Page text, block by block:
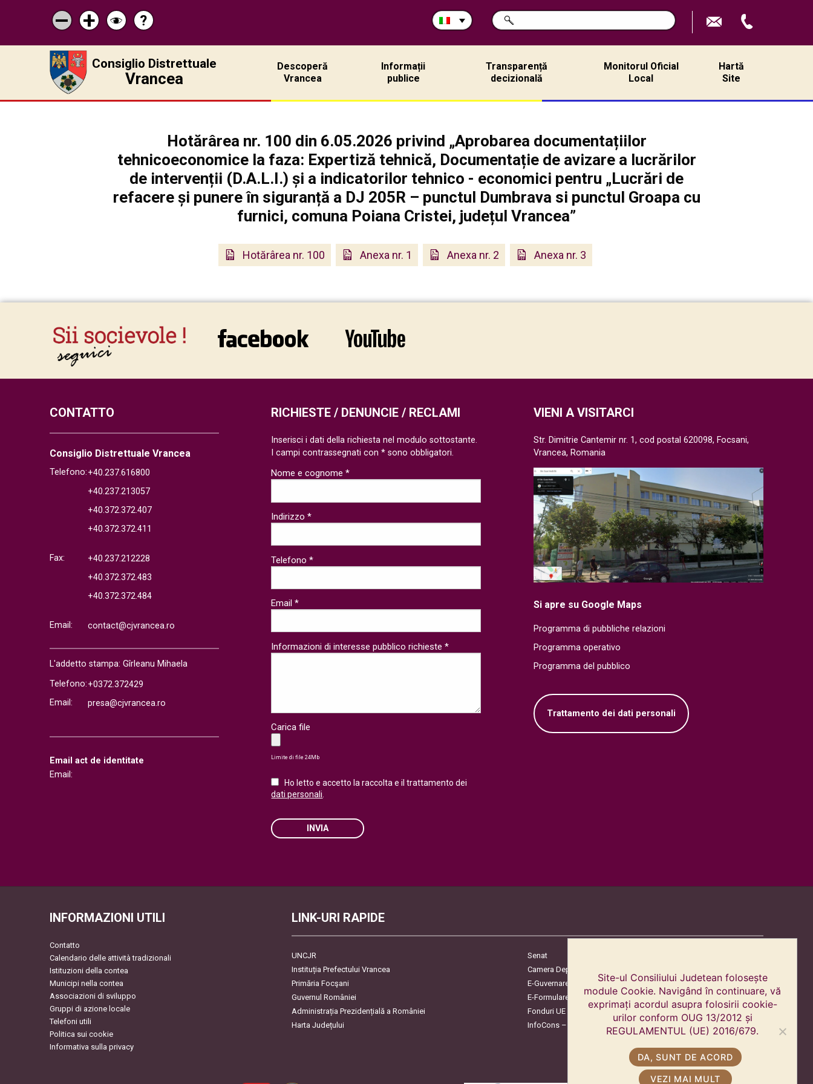
Micșorează
scrisul
Mărește
scrisul
Schimbă
contrastul
Pagina
de
ajutor
?
Cerca
nel
RICERCA
Consiglio Distrettuale
Vrancea
Descoperă
Vrancea
Informații
publice
Transparență
decizională
Monitorul Oficial
Local
Hartă
Site
Hotărârea nr. 100 din 6.05.2026 privind „Aprobarea documentațiilor
tehnicoeconomice la faza: Expertiză tehnică, Documentație de avizare a lucrărilor
de intervenții (D.A.L.I.) și a indicatorilor tehnico - economici pentru „Lucrări de
refacere și punere în siguranță a DJ 205R – punctul Dumbrava si punctul Groapa cu
furnici, comuna Poiana Cristei, județul Vrancea”
Hotărârea nr. 100 Anexa nr. 1 Anexa nr. 2 Anexa nr. 3
CONTATTO
Consiglio Distrettuale Vrancea
Telefono:+40.237.616800
+40.237.213057
+40.372.372.407
+40.372.372.411
Fax:
+40.237.212228
+40.372.372.483
+40.372.372.484
Email: contact@cjvrancea.ro
L'addetto stampa: Gîrleanu Mihaela
Telefono:+0372.372429
Email:
presa@cjvrancea.ro
Email act de identitate
Email:
VIENI A VISITARCI
Str. Dimitrie Cantemir nr. 1, cod postal 620098, Focsani,
Vrancea, Romania
Si apre su Google Maps
Programma di pubbliche relazioni
Programma operativo
Programma del pubblico
Trattamento dei dati personali
RICHIESTE / DENUNCIE / RECLAMI
Inserisci i dati della richiesta nel modulo sottostante.
I campi contrassegnati con * sono obbligatori.
Nome e cognome *
Indirizzo *
Telefono *
Email *
Informazioni di interesse pubblico richieste *
Carica file
Limite di file 24Mb
Ho letto e accetto la raccolta e il trattamento dei
dati personali.
INVIA
INFORMAZIONI UTILI
Contatto
Calendario delle attività tradizionali
Istituzioni della contea
Municipi nella contea
Associazioni di sviluppo
Gruppi di azione locale
Telefoni utili
Politica sui cookie
Informativa sulla privacy
LINK-URI RAPIDE
UNCJR
Senat
Instituția Prefectului Vrancea
Camera Deputaților
Primăria Focşani
E-Guvernare
Guvernul României
E-Formulare
Administrația Prezidențială a României
Fonduri UE
Harta Județului
InfoCons – Protecția Consumatorilor
Site-ul Consiliului Judetean folosește
module Cookie. Navigând în continuare, vă
exprimați acordul asupra folosirii cookie-
urilor conform OUG 13/2012 și
REGULAMENTUL (UE) 2016/679.
DA, SUNT DE ACORD
VEZI MAI MULT